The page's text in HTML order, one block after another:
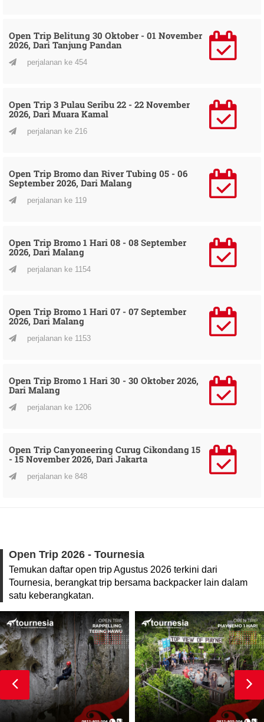
Open Trip Belitung 30 Oktober - 01 November
2026, Dari Tanjung Pandan
perjalanan ke 454
Open Trip 3 Pulau Seribu 22 - 22 November
2026, Dari Muara Kamal
perjalanan ke 216
Open Trip Bromo dan River Tubing 05 - 06
September 2026, Dari Malang
perjalanan ke 119
Open Trip Bromo 1 Hari 08 - 08 September
2026, Dari Malang
perjalanan ke 1154
Open Trip Bromo 1 Hari 07 - 07 September
2026, Dari Malang
perjalanan ke 1153
Open Trip Bromo 1 Hari 30 - 30 Oktober 2026,
Dari Malang
perjalanan ke 1206
Open Trip Canyoneering Curug Cikondang 15
- 15 November 2026, Dari Jakarta
perjalanan ke 848
Open Trip 2026 - Tournesia
Temukan daftar open trip Agustus 2026 terkini dari
Tournesia, berangkat trip bersama backpacker lain dalam
satu keberangkatan.